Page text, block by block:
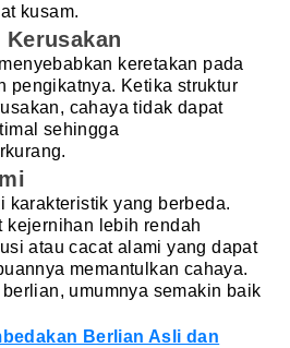
kusam.
keretakan pada
pengikatnya. Ketika struktur
cahaya tidak dapat
sehingga
karakteristik yang berbeda.
kejernihan lebih rendah
atau cacat alami yang dapat
memantulkan cahaya.
umumnya semakin baik
Berlian Asli dan